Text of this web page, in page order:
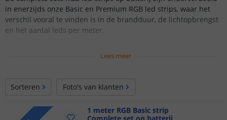
in enerzijds onze Basic en Premium RGB led strips, waar het
verschil vooral te vinden is in de brandduur, de lichtopbrengst
en het aantal leds per meter.
Werkend op 12 of 24 Volt
Lees meer
Sorteren Foto's van klanten
1 meter RGB Basic strip